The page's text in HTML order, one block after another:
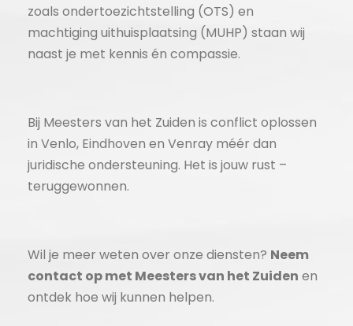
zoals ondertoezichtstelling (OTS) en
machtiging uithuisplaatsing (MUHP) staan wij
naast je met kennis én compassie.
Bij Meesters van het Zuiden is conflict oplossen
in Venlo, Eindhoven en Venray méér dan
juridische ondersteuning. Het is jouw rust –
teruggewonnen.
Wil je meer weten over onze diensten? Neem
contact op met Meesters van het Zuiden en
ontdek hoe wij kunnen helpen.